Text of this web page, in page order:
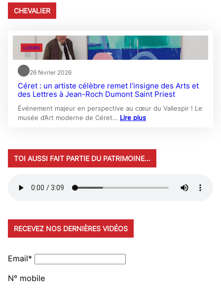
CHEVALIER
LOISIRS
26 février 2026
Céret : un artiste célèbre remet l’insigne des Arts et
des Lettres à Jean-Roch Dumont Saint Priest
Événement majeur en perspective au cœur du Vallespir ! Le
musée d’Art moderne de Céret… Lire plus
TOI AUSSI FAIT PARTIE DU PATRIMOINE…
RECEVEZ NOS DERNIÈRES VIDÉOS
Email*
N° mobile